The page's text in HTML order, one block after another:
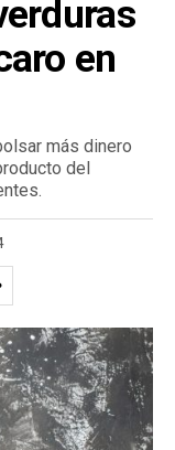
en
más dinero
del